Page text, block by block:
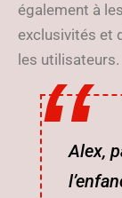
également à
exclusivités et
les utilisateurs.
Alex,